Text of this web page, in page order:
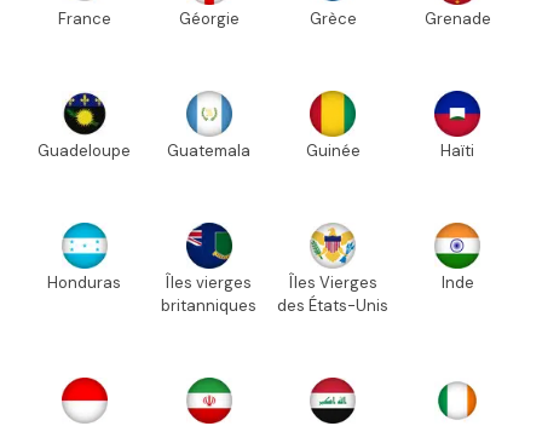
France Géorgie Grèce Grenade
Guadeloupe Guatemala Guinée Haïti
Honduras
Îles vierges
britanniques
Îles Vierges
des États-Unis
Inde